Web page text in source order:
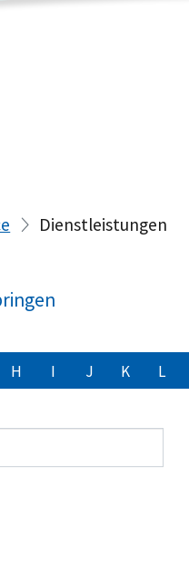
Dienstleistungen
H I J K L